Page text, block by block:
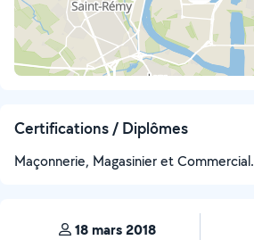
Certifications / Diplômes
Maçonnerie, Magasinier et Commercial.
18 mars 2018